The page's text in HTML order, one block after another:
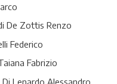
De Zottis Renzo
Federico
Fabrizio
Lenardo Alessandro